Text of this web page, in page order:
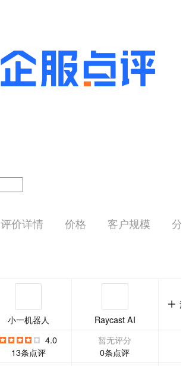
评价详情 价格 客户规模 分
小一机器人
Raycast AI
4.0
13条点评
暂无评分
0条点评